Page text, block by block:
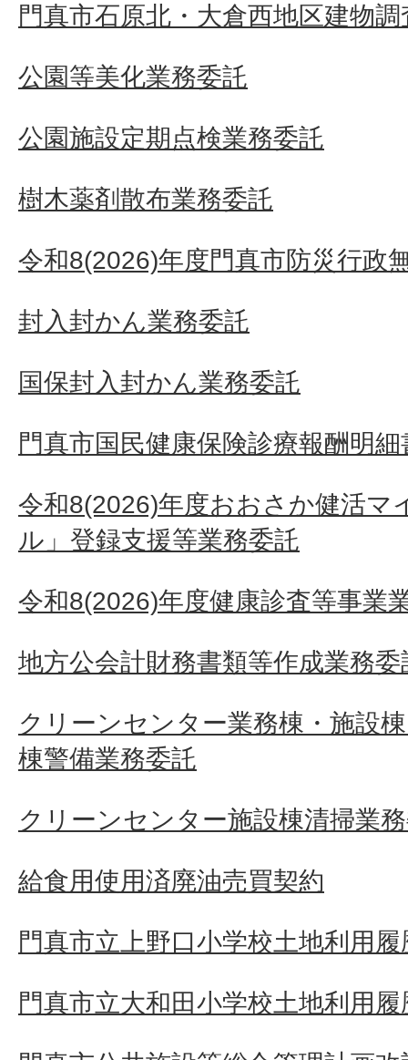
門真市石原北・大倉西地区建物
公園等美化業務委託
公園施設定期点検業務委託
樹木薬剤散布業務委託
令和8(2026)年度門真市防災行政
封入封かん業務委託
国保封入封かん業務委託
門真市国民健康保険診療報酬明
令和8(2026)年度おおさか健活マ
ル」登録支援等業務委託
令和8(2026)年度健康診査等事業
地方公会計財務書類等作成業務委
クリーンセンター業務棟・施設
棟警備業務委託
クリーンセンター施設棟清掃業
給食用使用済廃油売買契約
門真市立上野口小学校土地利用
門真市立大和田小学校土地利用